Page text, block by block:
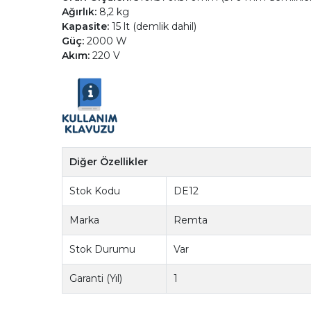
Ağırlık:8,2 kg
Kapasite:15 lt (demlik dahil)
Güç:2000 W
Akım:220 V
Diğer Özellikler
Stok Kodu DE12
Marka Remta
Stok Durumu Var
Garanti (Yıl) 1